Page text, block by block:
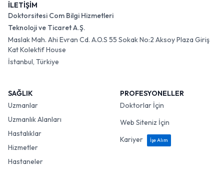
İLETİŞİM
Doktorsitesi Com Bilgi Hizmetleri
Teknoloji ve Ticaret A.Ş.
Maslak Mah. Ahi Evran Cd. A.O.S 55 Sokak No:2 Aksoy Plaza Giriş
Kat Kolektif House
İstanbul, Türkiye
SAĞLIK
Uzmanlar
Uzmanlık Alanları
Hastalıklar
Hizmetler
Hastaneler
PROFESYONELLER
Doktorlar İçin
Web Siteniz İçin
Kariyer
İşe Alım